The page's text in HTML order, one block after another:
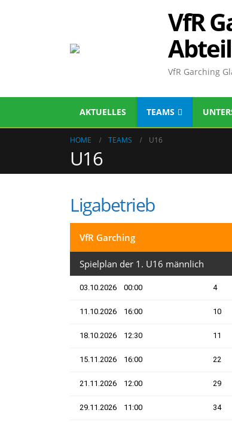
VfR
VfR Garching
AKTUELLES TEAMS
HOME TEAMS U16
U16
Ligabetrieb